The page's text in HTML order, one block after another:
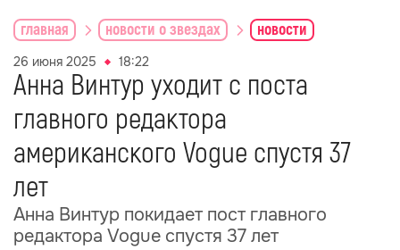
главная новости о звездах новости
26 июня 2025 18:22
Анна Винтур уходит с поста
главного редактора
американского Vogue спустя 37
лет
Анна Винтур покидает пост главного
редактора Vogue спустя 37 лет